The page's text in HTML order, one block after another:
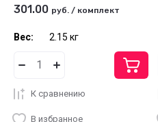
301.00 руб. / комплект
Вес: 2.15 кг
К сравнению
В избранное